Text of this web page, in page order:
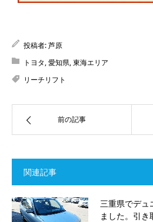
投稿者:芦原
トヨタ,愛知県,東海エリア
リーチリフト
前の記事
関連記事
三重県でデュ
ました。引